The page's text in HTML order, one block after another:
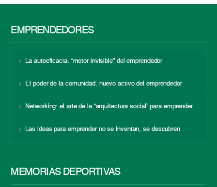
EMPRENDEDORES
La autoeficacia: “motor invisible” del emprendedor
El poder de la comunidad: nuevo activo del emprendedor
Networking: el arte de la “arquitectura social” para emprender
Las ideas para emprender no se inventan, se descubren
MEMORIAS DEPORTIVAS